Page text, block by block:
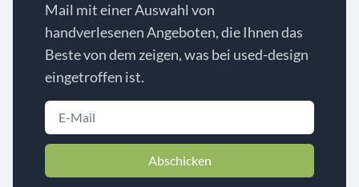
Mail mit einer Auswahl von
handverlesenen Angeboten, die Ihnen das
Beste von dem zeigen, was bei used-design
eingetroffen ist.
Abschicken